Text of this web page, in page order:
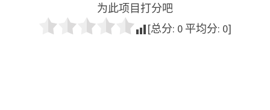
为此项目打分吧
[总分: 0 平均分: 0]